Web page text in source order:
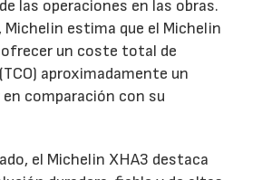
las operaciones en las obras.
Michelin estima que el Michelin
ofrecer un coste total de
aproximadamente un
comparación con su
el Michelin XHA3 destaca